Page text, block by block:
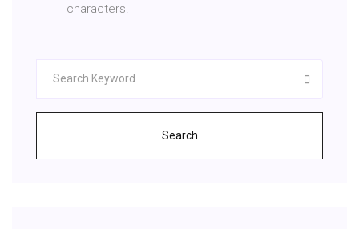
characters!
Search